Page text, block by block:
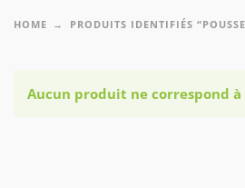
HOME PRODUITS IDENTIFIÉS
Aucun produit ne correspond